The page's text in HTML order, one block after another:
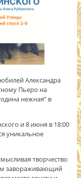
Александра
Пьеро на
нежная” в
и 8 июня в 18:00
уникальное
творчество
завораживающий